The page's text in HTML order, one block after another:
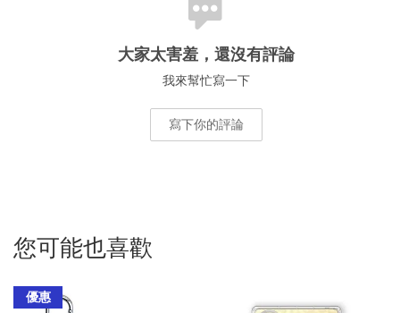
大家太害羞，還沒有評論
我來幫忙寫一下
寫下你的評論
您可能也喜歡
優惠